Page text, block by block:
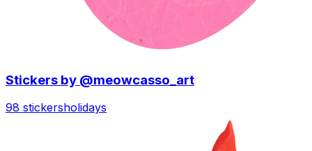
Stickers by @meowcasso_art
98 stickersholidays